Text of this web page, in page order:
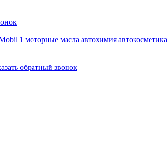
моторные масла автохимия автокосметика
обратный звонок